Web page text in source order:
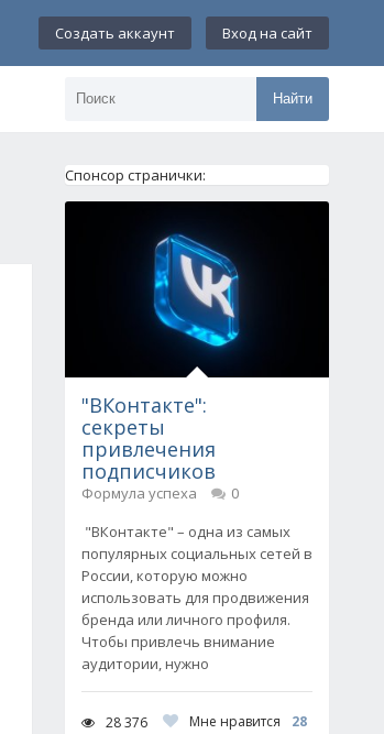
Создать аккаунт Вход на сайт
Найти
Спонсор странички:
"ВКонтакте":
секреты
привлечения
подписчиков
Формула успеха
0
"ВКонтакте" – одна из самых
популярных социальных сетей в
России, которую можно
использовать для продвижения
бренда или личного профиля.
Чтобы привлечь внимание
аудитории, нужно
28 376 Мне нравится
28